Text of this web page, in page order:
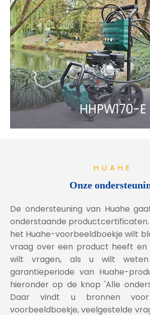
HHPW170-E
HUAHE
Onze
De ondersteuning van Huahe
onderstaande productcertificaten.
het Huahe-voorbeeldboekje wilt
vraag over een product heeft en
wilt vragen, als u wilt
garantieperiode van Huahe-
hieronder op de knop 'Alle
Daar vindt u bronnen voor
voorbeeldboekje, veelgestelde